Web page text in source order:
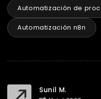
Automatización de
Automatización n8n
Sunil M.